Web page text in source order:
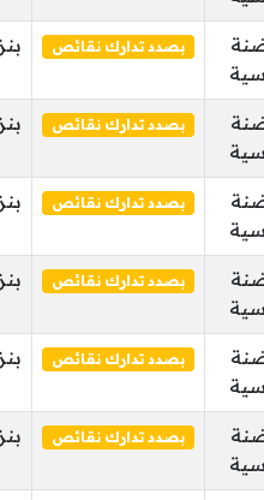
بصدد تدارك نقائص
بصدد تدارك نقائص
بصدد تدارك نقائص
بصدد تدارك نقائص
بصدد تدارك نقائص
بصدد تدارك نقائص